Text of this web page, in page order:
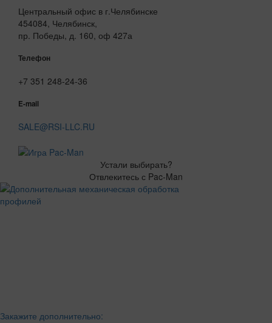
Центральный офис в г.Челябинске
454084, Челябинск,
пр. Победы, д. 160, оф 427а
Телефон
+7 351 248-24-36
E-mail
SALE@RSI-LLC.RU
Устали выбирать?
Отвлекитесь с Pac-Man
Закажите дополнительно: